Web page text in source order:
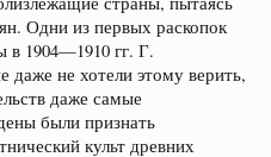
Одни из первых раскопок
в 1904—1910 гг. Г.
даже не хотели этому верить,
даже самые
были признать
культ древних